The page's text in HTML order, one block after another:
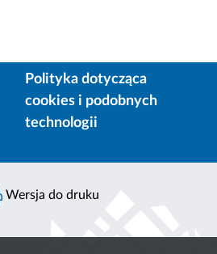
Polityka dotycząca
cookies i podobnych
technologii
Wersja do druku